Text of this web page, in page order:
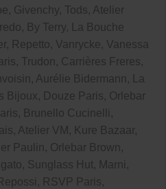
Givenchy, Tods, Atelier
By Terry, La Bouche
Repetto, Vanrycke, Vanessa
Trudon, Carrières Freres,
Aurélie Bidermann, La
Bijoux, Douze Paris, Orlebar
Brunello Cucinelli,
Atelier VM, Kure Bazaar,
Paulin, Orlebar Brown,
Sunglass Hut, Marni,
RSVP Paris,